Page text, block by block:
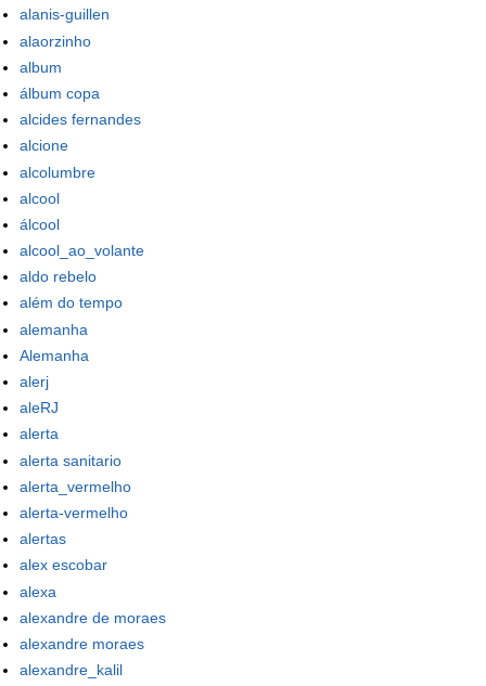
alanis-guillen
alaorzinho
album
álbum copa
alcides fernandes
alcione
alcolumbre
alcool
álcool
alcool_ao_volante
aldo rebelo
além do tempo
alemanha
Alemanha
alerj
aleRJ
alerta
alerta sanitario
alerta_vermelho
alerta-vermelho
alertas
alex escobar
alexa
alexandre de moraes
alexandre moraes
alexandre_kalil